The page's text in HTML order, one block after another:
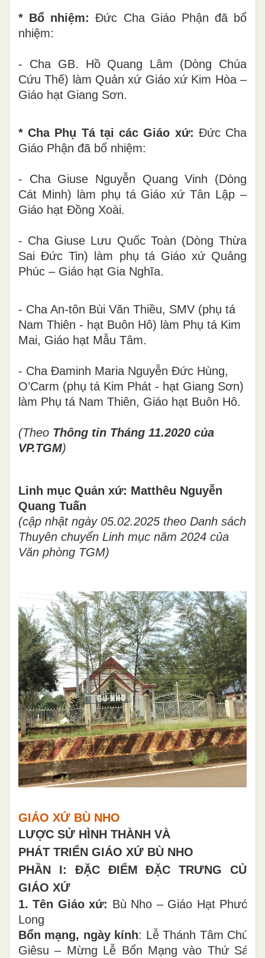
* Bổ nhiệm: Đức Cha Giáo Phận đã bổ
nhiệm:
- Cha GB. Hồ Quang Lâm (Dòng Chúa
Cứu Thế) làm Quản xứ Giáo xứ Kim Hòa –
Giáo hạt Giang Sơn.
* Cha Phụ Tá tại các Giáo xứ: Đức Cha
Giáo Phận đã bổ nhiệm:
- Cha Giuse Nguyễn Quang Vinh (Dòng
Cát Minh) làm phụ tá Giáo xứ Tân Lập –
Giáo hạt Đồng Xoài.
- Cha Giuse Lưu Quốc Toàn (Dòng Thừa
Sai Đức Tin) làm phụ tá Giáo xứ Quảng
Phúc – Giáo hạt Gia Nghĩa.
- Cha An-tôn Bùi Văn Thiều, SMV (phụ tá
Nam Thiên - hạt Buôn Hô) làm Phụ tá Kim
Mai, Giáo hạt Mẫu Tâm.
- Cha Đaminh Maria Nguyễn Đức Hùng,
O’Carm (phụ tá Kim Phát - hạt Giang Sơn)
làm Phụ tá Nam Thiên, Giáo hạt Buôn Hô.
(Theo Thông tin Tháng 11.2020 của
VP.TGM)
Linh mục Quản xứ: Matthêu Nguyễn
Quang Tuấn
(cập nhật ngày 05.02.2025 theo Danh sách
Thuyên chuyển Linh mục năm 2024 của
Văn phòng TGM)
GIÁO XỨ BÙ NHO
LƯỢC SỬ HÌNH THÀNH VÀ
PHÁT TRIỂN GIÁO XỨ BÙ NHO
PHẦN I: ĐẶC ĐIỂM ĐẶC TRƯNG CỦA
GIÁO XỨ
1. Tên Giáo xứ: Bù Nho – Giáo Hạt Phước
Long
Bổn mạng, ngày kính: Lễ Thánh Tâm Chúa
Giêsu – Mừng Lễ Bổn Mạng vào Thứ Sáu